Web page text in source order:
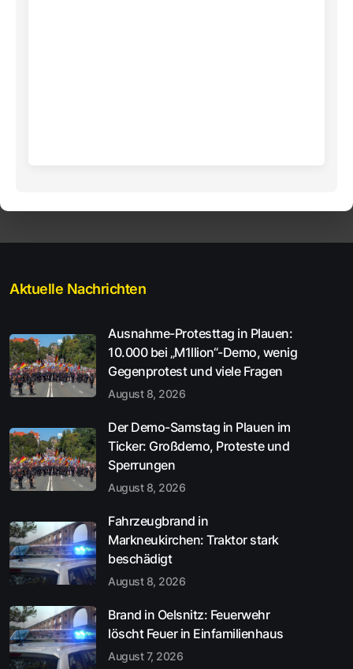
Aktuelle Nachrichten
Ausnahme-Protesttag in Plauen:
10.000 bei „M1llion“-Demo, wenig
Gegenprotest und viele Fragen
August 8, 2026
Der Demo-Samstag in Plauen im
Ticker: Großdemo, Proteste und
Sperrungen
August 8, 2026
Fahrzeugbrand in
Markneukirchen: Traktor stark
beschädigt
August 8, 2026
Brand in Oelsnitz: Feuerwehr
löscht Feuer in Einfamilienhaus
August 7, 2026